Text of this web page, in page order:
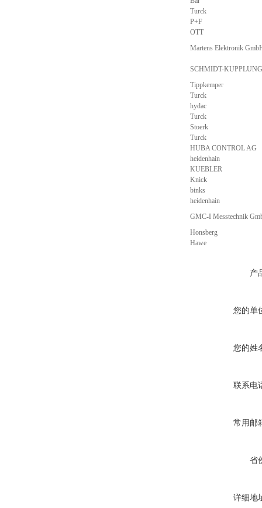
Turck
P+F
OTT
Martens Elektronik
SCHMIDT-
Tippkemper
Turck
hydac
Turck
Stoerk
Turck
HUBA CONTROL AG
heidenhain
KUEBLER
Knick
binks
heidenhain
GMC-I Messtechnik
Honsberg
Hawe
产
您的单
您的姓
联系电
常用邮
省
详细地